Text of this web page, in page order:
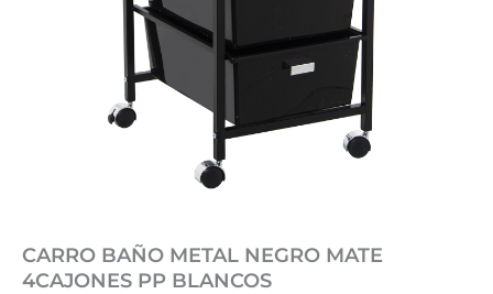
CARRO BAÑO METAL NEGRO MATE
4CAJONES PP BLANCOS